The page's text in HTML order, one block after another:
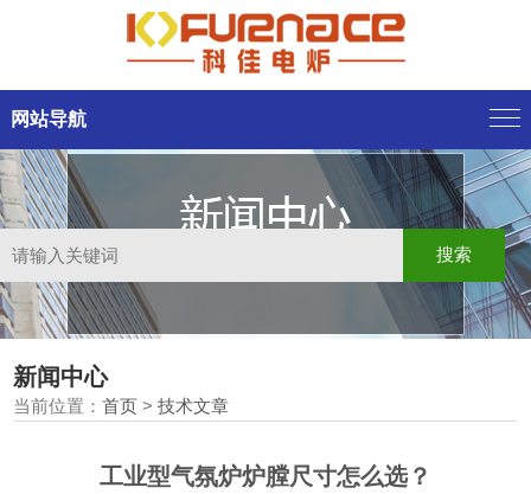
网站导航
新闻中心
当前位置：首页 >技术文章
工业型气氛炉炉膛尺寸怎么选？